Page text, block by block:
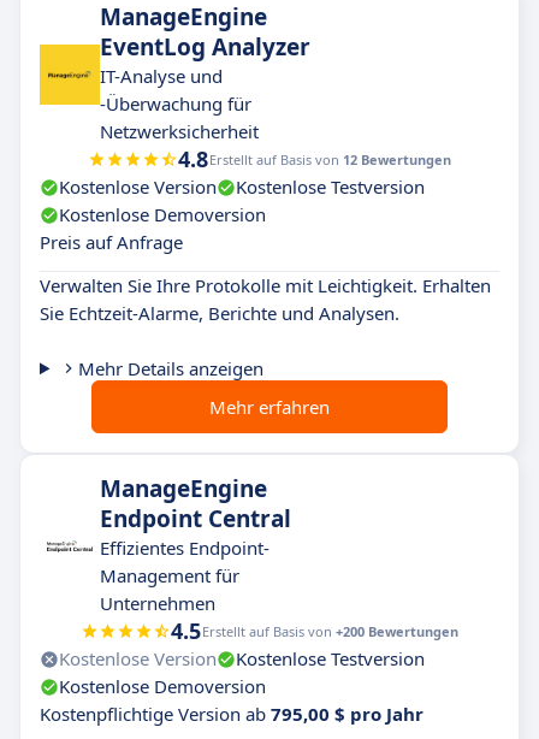
ManageEngine
EventLog Analyzer
IT-Analyse und
-Überwachung für
Netzwerksicherheit
4.8Erstellt auf Basis von 12 Bewertungen
Kostenlose Version
Kostenlose Testversion
Kostenlose Demoversion
Preis auf Anfrage
Verwalten Sie Ihre Protokolle mit Leichtigkeit. Erhalten
Sie Echtzeit-Alarme, Berichte und Analysen.
Mehr Details anzeigen
Mehr erfahren
ManageEngine
Endpoint Central
Effizientes Endpoint-
Management für
Unternehmen
4.5Erstellt auf Basis von +200 Bewertungen
Kostenlose Version
Kostenlose Testversion
Kostenlose Demoversion
Kostenpflichtige Version ab 795,00 $ pro Jahr